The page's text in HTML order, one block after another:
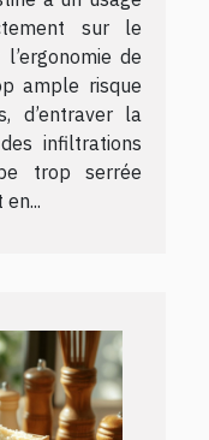
sur le
de
ample risque
d’entraver la
infiltrations
trop serrée